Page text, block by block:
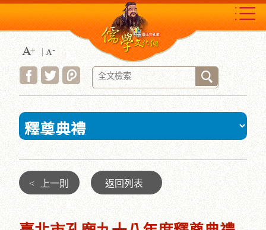
到
主
要
內
容
區
塊
:::
< 上一則 返回列表